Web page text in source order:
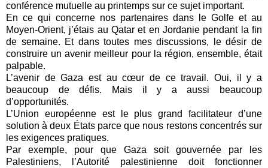
conférence mutuelle au printemps sur ce sujet important.
En ce qui concerne nos partenaires dans le Golfe et au
Moyen-Orient, j’étais au Qatar et en Jordanie pendant la fin
de semaine. Et dans toutes mes discussions, le désir de
construire un avenir meilleur pour la région, ensemble, était
palpable.
L’avenir de Gaza est au cœur de ce travail. Oui, il y a
beaucoup de défis. Mais il y a aussi beaucoup
d’opportunités.
L’Union européenne est le plus grand facilitateur d’une
solution à deux États parce que nous restons concentrés sur
les exigences pratiques.
Par exemple, pour que Gaza soit gouvernée par les
Palestiniens, l’Autorité palestinienne doit fonctionner